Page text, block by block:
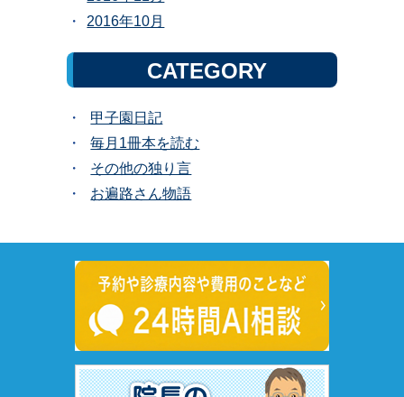
2016年10月
CATEGORY
甲子園日記
毎月1冊本を読む
その他の独り言
お遍路さん物語